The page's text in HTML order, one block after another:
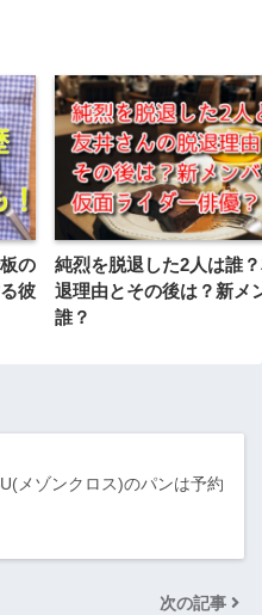
の
彼
純烈を脱退した2人は誰
退理由とその後は？新メ
誰？
メゾンクロス)のパンは予約
次の記事